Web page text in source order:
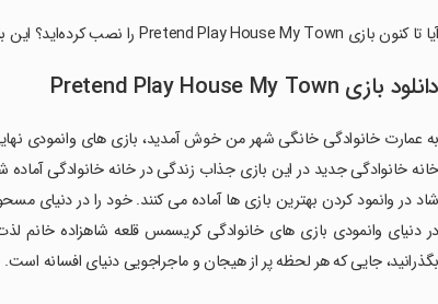
آیا تا کنون بازی Pretend Play House My Town را نصب کرده‌اید؟ این بازی با مراحل جذاب و گیم‌پلی سرگرم‌کننده خود، شما را ساعت‌ها درگیر می‌کند.
دانلود بازی Pretend Play House My Town
به عمارت خانوادگی خانگی شهر من خوش آمدید، بازی های وانمودی
خانه خانوادگی جدید در این بازی جذاب زندگی در خانه خانوادگی
شاد در وانمود کردن بهترین بازی ها آماده می کنند. خود را در دنیای
در دنیای وانمودی بازی های خانوادگی کریسمس قلعه شاهزاده خانم
بگذرانید، جایی که هر لحظه پر از هیجان و ماجراجویی دنیای افسانه است.